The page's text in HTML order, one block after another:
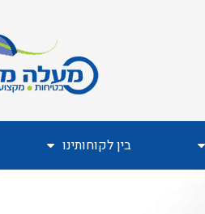
בין לקוחותינו